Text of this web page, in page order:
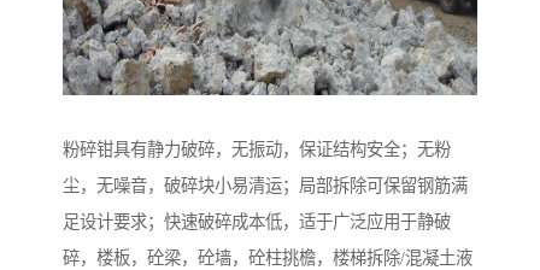
粉碎钳具有静力破碎，无振动，保证结构安全；无粉
尘，无噪音，破碎块小易清运；局部拆除可保留钢筋满
足设计要求；快速破碎成本低，适于广泛应用于静破
碎，楼板，砼梁，砼墙，砼柱挑檐，楼梯拆除/混凝土液